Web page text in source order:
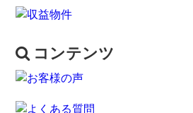
コンテンツ